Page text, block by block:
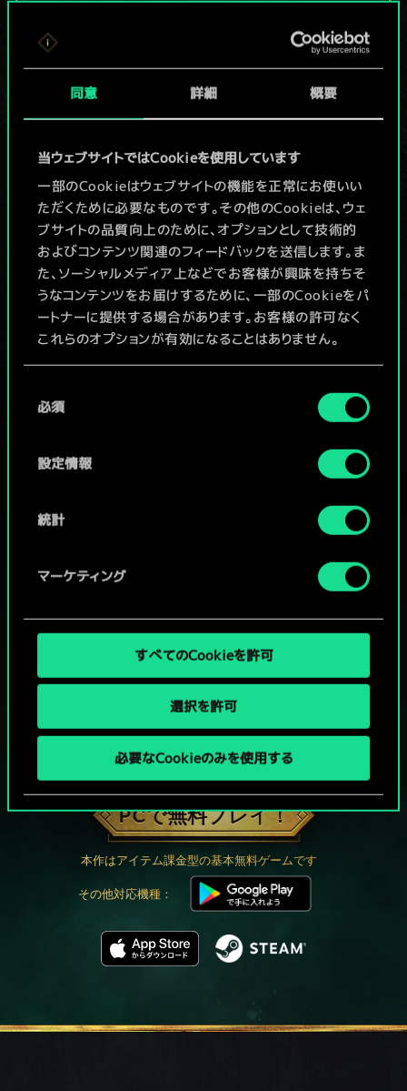
同意 詳細 概要
当ウェブサイトではCookieを使用しています
一部のCookieはウェブサイトの機能を正常にお使いい
ただくために必要なものです。その他のCookieは、ウェ
ブサイトの品質向上のために、オプションとして技術的
およびコンテンツ関連のフィードバックを送信します。ま
た、ソーシャルメディア上などでお客様が興味を持ちそ
うなコンテンツをお届けするために、一部のCookieをパ
ートナーに提供する場合があります。お客様の許可なく
これらのオプションが有効になることはありません。
詳細は、下記の「設定」メニューでご確認ください。
必須
設定情報
統計
マーケティング
すべてのCookieを許可
選択を許可
必要なCookieのみを使用する
現在はまだこれし
か共有デッキがあ
りませんが、
続々追加中！
デッキ名入力＆ガイドを作成
デッキを編集
/
グウェントでひと勝負といかない
か？
PCで無料プレイ！
本作はアイテム課金型の基本無料ゲームです
その他対応機種：